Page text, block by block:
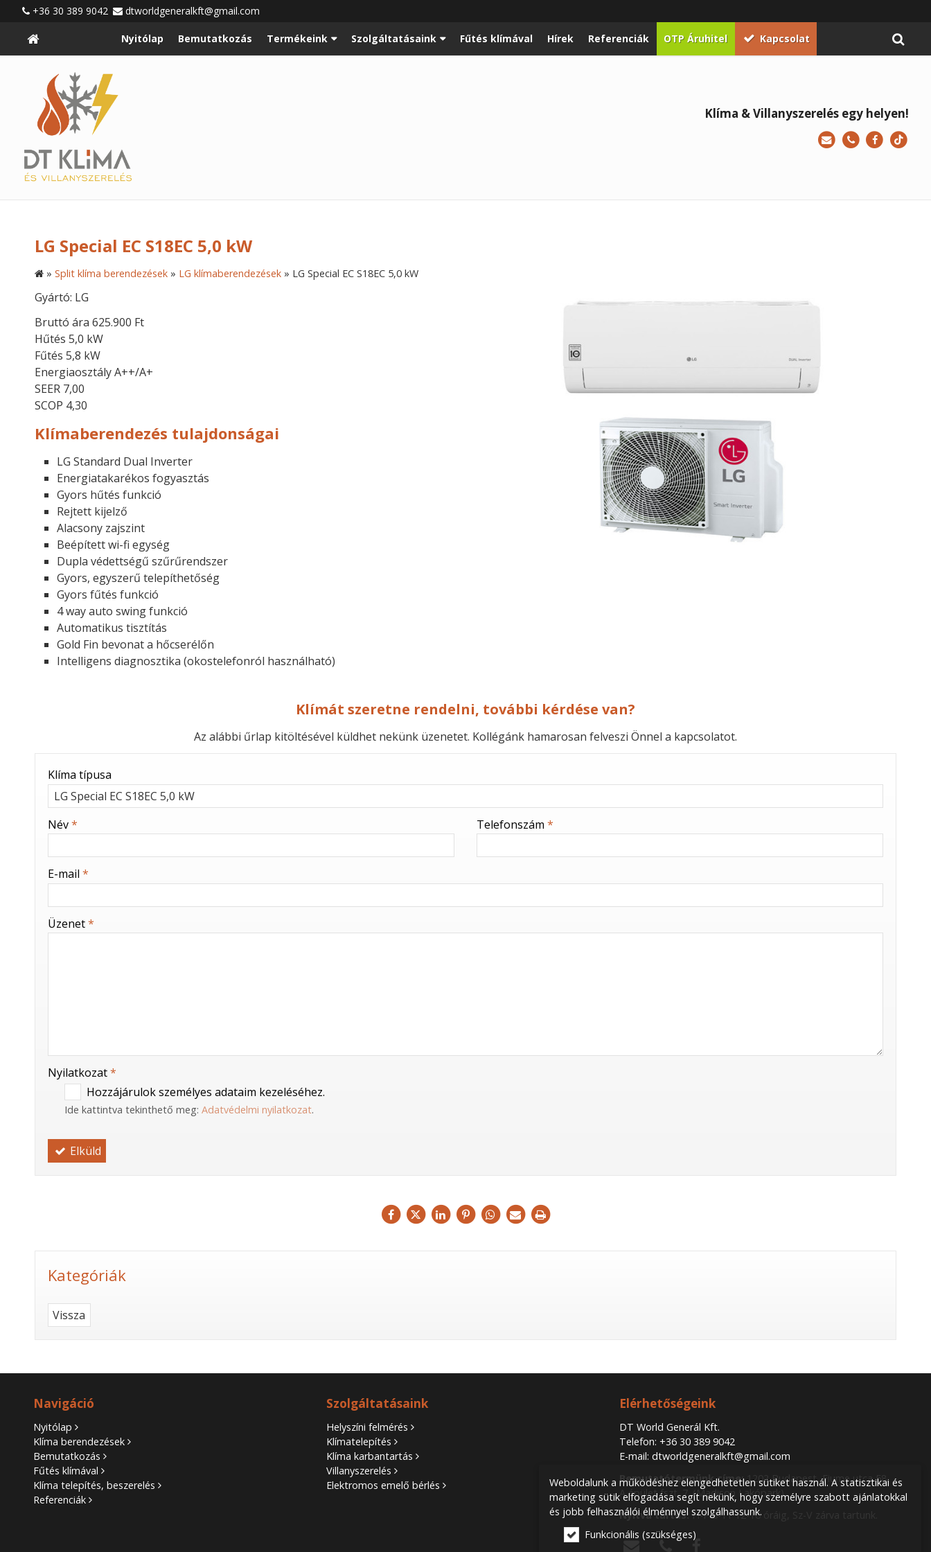
+36 30 389 9042 dtworldgeneralkft@gmail.com
Nyitólap Bemutatkozás Termékeink Szolgáltatásaink Fűtés klímával Hírek Referenciák OTP Áruhitel Kapcsolat
Klíma & Villanyszerelés egy helyen!
LG Special EC S18EC 5,0 kW
» Split klíma berendezések » LG klímaberendezések » LG Special EC S18EC 5,0 kW
Gyártó: LG
Bruttó ára 625.900 Ft
Hűtés 5,0 kW
Fűtés 5,8 kW
Energiaosztály A++/A+
SEER 7,00
SCOP 4,30
Klímaberendezés tulajdonságai
LG Standard Dual Inverter
Energiatakarékos fogyasztás
Gyors hűtés funkció
Rejtett kijelző
Alacsony zajszint
Beépített wi-fi egység
Dupla védettségű szűrűrendszer
Gyors, egyszerű telepíthetőség
Gyors fűtés funkció
4 way auto swing funkció
Automatikus tisztítás
Gold Fin bevonat a hőcserélőn
Intelligens diagnosztika (okostelefonról használható)
Klímát szeretne rendelni, további kérdése van?
Az alábbi űrlap kitöltésével küldhet nekünk üzenetet. Kollégánk hamarosan felveszi Önnel a kapcsolatot.
-
-
-
-
Klíma típusa
Név* Telefonszám *
E-mail *
Üzenet*
Nyilatkozat*
Hozzájárulok személyes adataim kezeléséhez.
Ide kattintva tekinthető meg: Adatvédelmi nyilatkozat.
Elküld
Kategóriák
Vissza
Navigáció
Nyitólap
Klíma berendezések
Bemutatkozás
Fűtés klímával
Klíma telepítés, beszerelés
Referenciák
Szolgáltatásaink
Helyszíni felmérés
Klímatelepítés
Klíma karbantartás
Villanyszerelés
Elektromos emelő bérlés
Elérhetőségeink
DT World Generál Kft.
Telefon: +36 30 389 9042
E-mail:dtworldgeneralkft@gmail.com
Bemutatótermünk címe: 1202 Budapest, Fiume utca 58.
A épület fszt. 7. (Madison Lakópark)
Nyitva tartás: H-P 8-11 12-16 óráig, Sz-V zárva tartunk.

Weboldalunk a működéshez elengedhetetlen sütiket használ. A statisztikai és
marketing sütik elfogadása segít nekünk, hogy személyre szabott ajánlatokkal
és jobb felhasználói élménnyel szolgálhassunk.
Funkcionális (szükséges)